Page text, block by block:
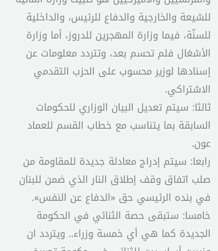
للشيعة والخارجية والدفاع للرئيس، والداخلية
للسنّة، فيما وزارة المهجرين للدروز، أما وزارة
الأشغال فلم تحسم بعد، وتتردد معلومات عن
إسنادها لوزير محسوب على الحزب التقدمي
الاشتراكي.
ثالثا: سيتم تعديل البيان الوزاري للحكومات
السابقة بما يتناسب مع خطاب القسم للعماد
عون.
رابعا: سيتم إدراج معادلة جديدة للمقاومة من
صلب اتفاق وقف إطلاق النار الذي ضمن للبنان
في بنده الرئيسي حق «الدفاع عن النفس».
خامسا: ستبقى حصة الثنائي في الحكومة
الجديدة كما هي أي خمسة وزراء.. ويتردد ان